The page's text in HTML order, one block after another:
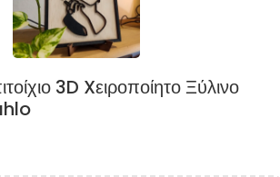
3D Xειροποίητο Ξύλινο